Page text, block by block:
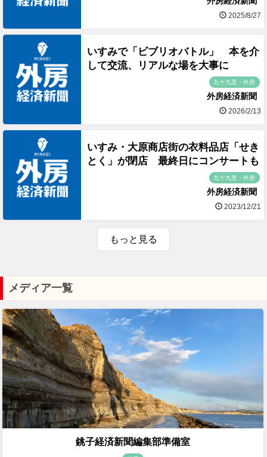
2025/8/27
いすみで「ビブリオバトル」 本を介
して交流、リアルな場を大事に
九十九里・外房
外房経済新聞
2026/2/13
いすみ・大原商店街の衣料品店「せき
とく」が閉店 最終日にコンサートも
九十九里・外房
外房経済新聞
2023/12/21
もっと見る
メディア一覧
銚子経済新聞編集部準備室